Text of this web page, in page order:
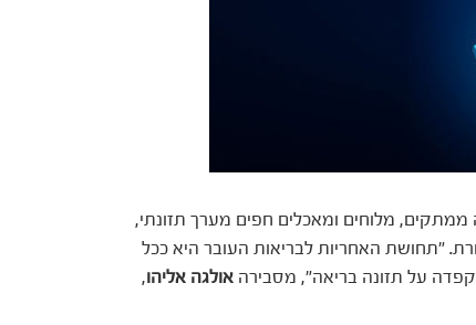
מלוחים ומאכלים חפים מערך תזונתי,
"תחושת האחריות לבריאות העובר היא ככל
על תזונה בריאה", מסבירה אולגה אליהו,